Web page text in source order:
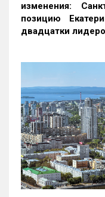
изменения:
позицию
двадцатки